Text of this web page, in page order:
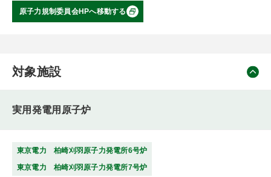
原子力規制委員会HPへ移動する
対象施設
実用発電用原子炉
東京電力 柏崎刈羽原子力発電所6号炉
東京電力 柏崎刈羽原子力発電所7号炉